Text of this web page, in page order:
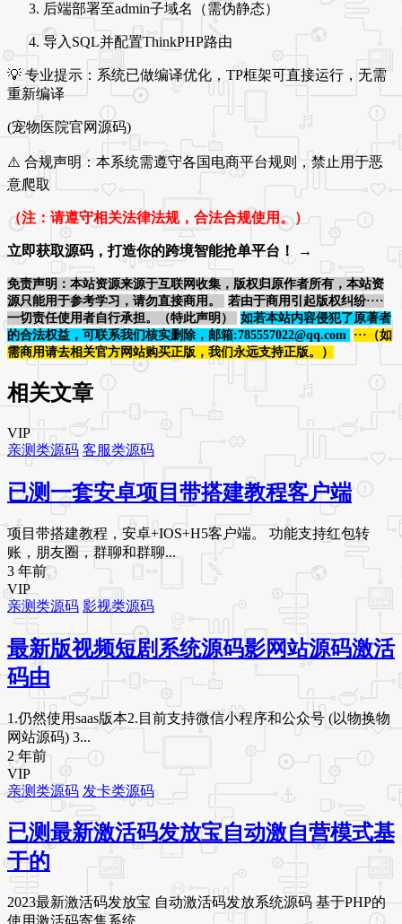
后端部署至admin子域名（需伪静态）
导入SQL并配置ThinkPHP路由
💡 专业提示：系统已做编译优化，TP框架可直接运行，无需
重新编译
(宠物医院官网源码)
⚠️ 合规声明：本系统需遵守各国电商平台规则，禁止用于恶
意爬取
（注：请遵守相关法律法规，合法合规使用。）
立即获取源码，打造你的跨境智能抢单平台！ →
免责声明：本站资源来源于互联网收集，版权归原作者所有，本站资
源只能用于参考学习，请勿直接商用。
若由于商用引起版权纠纷····
一切责任使用者自行承担。（特此声明）
如若本站内容侵犯了原著者
的合法权益，可联系我们核实删除，邮箱:785557022@qq.com ···（如
需商用请去相关官方网站购买正版，我们永远支持正版。）
相关文章
VIP
亲测类源码 客服类源码
已测一套安卓项目带搭建教程客户端
项目带搭建教程，安卓+IOS+H5客户端。 功能支持红包转
账，朋友圈，群聊和群聊...
3 年前
VIP
亲测类源码 影视类源码
最新版视频短剧系统源码影网站源码激活
码由
1.仍然使用saas版本2.目前支持微信小程序和公众号 (以物换物
网站源码) 3...
2 年前
VIP
亲测类源码 发卡类源码
已测最新激活码发放宝自动激自营模式基
于的
2023最新激活码发放宝 自动激活码发放系统源码 基于PHP的